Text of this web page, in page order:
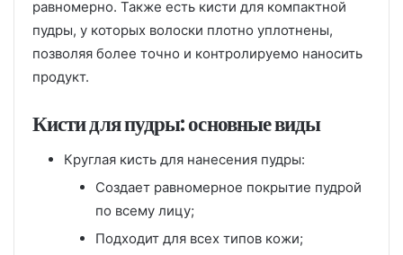
равномерно. Также есть кисти для компактной
пудры, у которых волоски плотно уплотнены,
позволяя более точно и контролируемо наносить
продукт.
Кисти для пудры: основные виды
Круглая кисть для нанесения пудры:
Создает равномерное покрытие пудрой
по всему лицу;
Подходит для всех типов кожи;